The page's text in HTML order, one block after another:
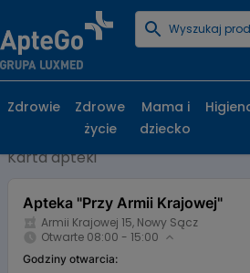
Strona główna
Apteka "Przy Armii
15, Nowy Sącz
Karta apteki
Apteka "Przy Armii Krajowej"
Armii Krajowej 15, Nowy Sącz
Otwarte 08:00 - 15:00
Godziny otwarcia:
Zdrowie
Zdrowe
życie
Mama i
dziecko